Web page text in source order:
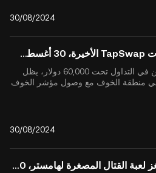
لم...
30/08/2024
أكواد الفيديو اليومية وتحديثات TapSwap الأخيرة، 30 أغسطس 2024
يوم الجمعة، بينما تستمر بيتكوين في التداول تحت 60,000 دولار، يظل
منطقة الخوف مع وصول مؤشر الخوف
المزيد من المكافآت باستخدام أكواد
يصل إلى 1.6 مل...
30/08/2024
حل لغز لعبة القتال المصغرة لهامستر، 30 أغسطس 2024